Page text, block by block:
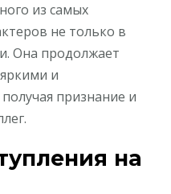
из самых
не только в
Она продолжает
и
признание и
на